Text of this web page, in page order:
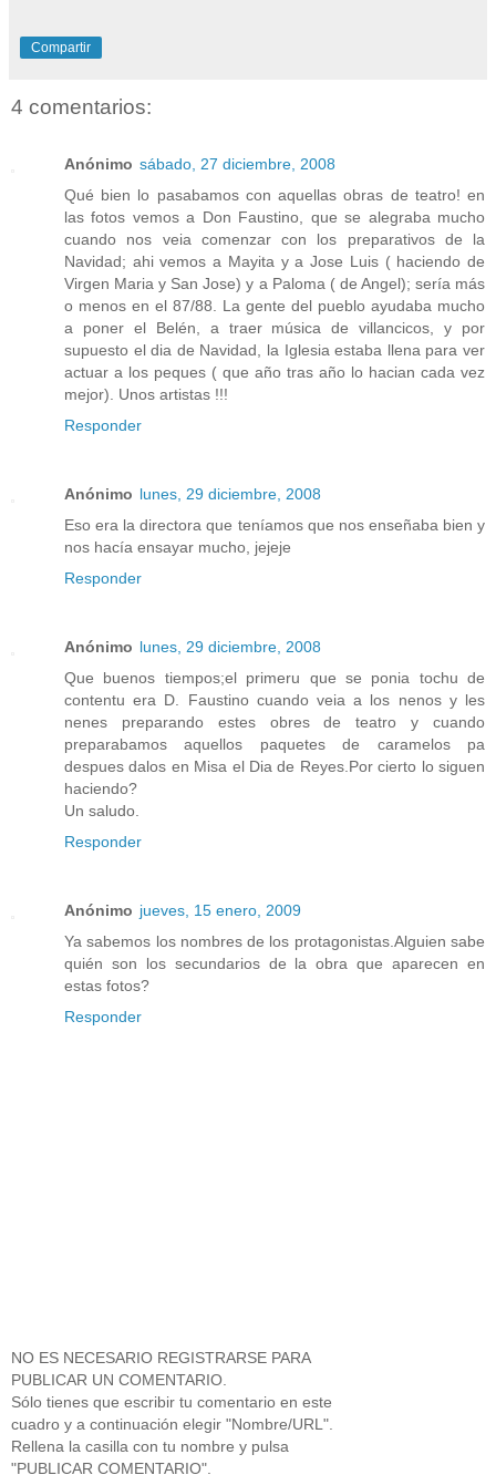
Compartir
4 comentarios:
Anónimo sábado, 27 diciembre, 2008
Qué bien lo pasabamos con aquellas obras de teatro! en
las fotos vemos a Don Faustino, que se alegraba mucho
cuando nos veia comenzar con los preparativos de la
Navidad; ahi vemos a Mayita y a Jose Luis ( haciendo de
Virgen Maria y San Jose) y a Paloma ( de Angel); sería más
o menos en el 87/88. La gente del pueblo ayudaba mucho
a poner el Belén, a traer música de villancicos, y por
supuesto el dia de Navidad, la Iglesia estaba llena para ver
actuar a los peques ( que año tras año lo hacian cada vez
mejor). Unos artistas !!!
Responder
Anónimo lunes, 29 diciembre, 2008
Eso era la directora que teníamos que nos enseñaba bien y
nos hacía ensayar mucho, jejeje
Responder
Anónimo lunes, 29 diciembre, 2008
Que buenos tiempos;el primeru que se ponia tochu de
contentu era D. Faustino cuando veia a los nenos y les
nenes preparando estes obres de teatro y cuando
preparabamos aquellos paquetes de caramelos pa
despues dalos en Misa el Dia de Reyes.Por cierto lo siguen
haciendo?
Un saludo.
Responder
Anónimo jueves, 15 enero, 2009
Ya sabemos los nombres de los protagonistas.Alguien sabe
quién son los secundarios de la obra que aparecen en
estas fotos?
Responder
NO ES NECESARIO REGISTRARSE PARA
PUBLICAR UN COMENTARIO.
Sólo tienes que escribir tu comentario en este
cuadro y a continuación elegir "Nombre/URL".
Rellena la casilla con tu nombre y pulsa
"PUBLICAR COMENTARIO".